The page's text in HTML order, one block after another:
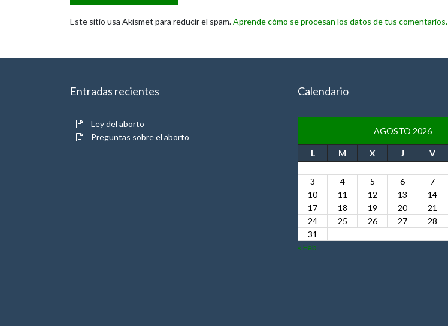
Este sitio usa Akismet para reducir el spam.Aprende cómo se procesan los datos de tus comentarios.
Entradas recientes
Ley del aborto
Preguntas sobre el aborto
Calendario
AGOSTO 2026
L M X J V
3
4 5 6 7
10
11 12 13 14
17
18 19 20 21
24
25 26 27 28
31
« Feb